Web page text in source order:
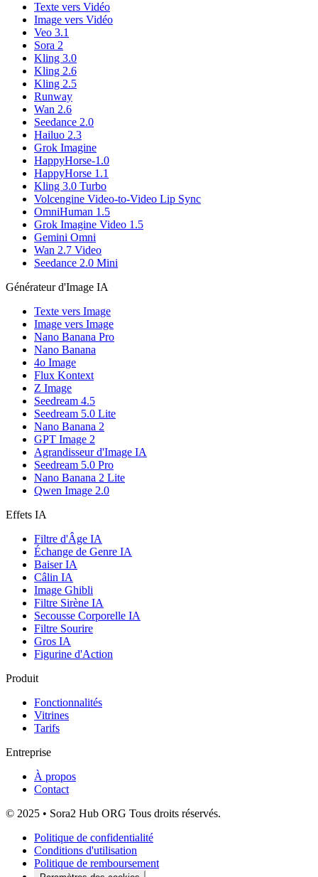
Texte vers Vidéo
Image vers Vidéo
Veo 3.1
Sora 2
Kling 3.0
Kling 2.6
Kling 2.5
Runway
Wan 2.6
Seedance 2.0
Hailuo 2.3
Grok Imagine
HappyHorse-1.0
HappyHorse 1.1
Kling 3.0 Turbo
Volcengine Video-to-Video Lip Sync
OmniHuman 1.5
Grok Imagine Video 1.5
Gemini Omni
Wan 2.7 Video
Seedance 2.0 Mini
Générateur d'Image IA
Texte vers Image
Image vers Image
Nano Banana Pro
Nano Banana
4o Image
Flux Kontext
Z Image
Seedream 4.5
Seedream 5.0 Lite
Nano Banana 2
GPT Image 2
Agrandisseur d'Image IA
Seedream 5.0 Pro
Nano Banana 2 Lite
Qwen Image 2.0
Effets IA
Filtre d'Âge IA
Échange de Genre IA
Baiser IA
Câlin IA
Image Ghibli
Filtre Sirène IA
Secousse Corporelle IA
Filtre Sourire
Gros IA
Figurine d'Action
Produit
Fonctionnalités
Vitrines
Tarifs
Entreprise
À propos
Contact
© 2025 • Sora2 Hub ORG Tous droits réservés.
Politique de confidentialité
Conditions d'utilisation
Politique de remboursement